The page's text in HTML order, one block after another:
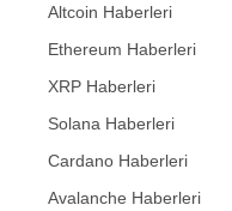
Altcoin Haberleri
Ethereum Haberleri
XRP Haberleri
Solana Haberleri
Cardano Haberleri
Avalanche Haberleri